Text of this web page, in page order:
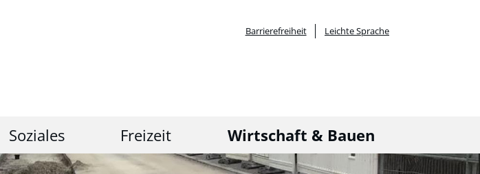
Barrierefreiheit Leichte Sprache
Soziales Freizeit Wirtschaft & Bauen